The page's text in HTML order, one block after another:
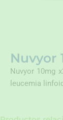
Nuvyor
Nuvyor 10mg
leucemia